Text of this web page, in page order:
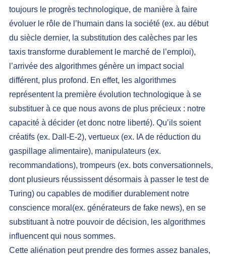
toujours le progrès technologique, de manière à faire
évoluer le rôle de l’humain dans la société (ex. au début
du siècle dernier, la substitution des calèches par les
taxis transforme durablement le marché de l’emploi),
l’arrivée des algorithmes génère un impact social
différent, plus profond. En effet, les algorithmes
représentent la première évolution technologique à se
substituer à ce que nous avons de plus précieux : notre
capacité à décider (et donc notre liberté). Qu’ils soient
créatifs (ex. Dall-E-2), vertueux (ex. IA de réduction du
gaspillage alimentaire), manipulateurs (ex.
recommandations), trompeurs (ex. bots conversationnels,
dont plusieurs réussissent désormais à passer le test de
Turing) ou capables de modifier durablement notre
conscience moral(ex. générateurs de fake news), en se
substituant à notre pouvoir de décision, les algorithmes
influencent qui nous sommes.
Cette aliénation peut prendre des formes assez banales,